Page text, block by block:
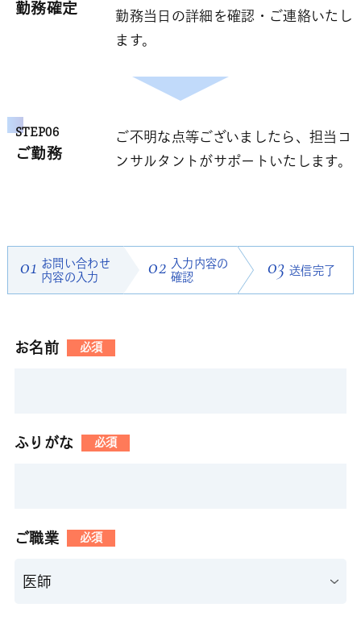
勤務確定
勤務当日の詳細を確認・ご連絡いたし
ます。
STEP06
ご勤務
ご不明な点等ございましたら、担当コ
ンサルタントがサポートいたします。
01 お問い合わせ
内容の入力
02 入力内容の
確認
03 送信完了
お名前 必須
ふりがな 必須
ご職業 必須